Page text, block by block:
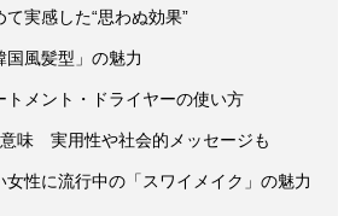
実感した“思わぬ効果”
風髪型」の魅力
メント・ドライヤーの使い方
意味 実用性や社会的メッセージも
性に流行中の「スワイメイク」の魅力